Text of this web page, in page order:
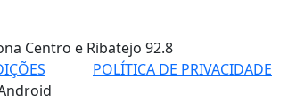
Centro e Ribatejo 92.8
POLÍTICA DE PRIVACIDADE